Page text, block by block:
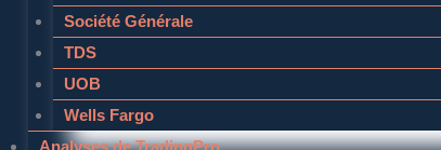
Société Générale
TDS
UOB
Wells Fargo
Analyses de TradingPro